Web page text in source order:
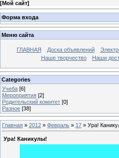
[Мой сайт]
Форма входа
Меню сайта
ГЛАВНАЯ Доска объявлений
Наше творчество
Наши
Categories
Учеба [6]
Мероприятия [2]
Родительский комитет [0]
Разное [38]
Главная » 2012 » Февраль » 17 » Ура!
Ура! Каникулы!